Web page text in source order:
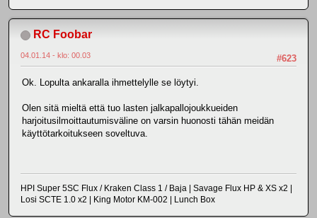
RC Foobar
#623
04.01.14 - klo: 00.03
Ok. Lopulta ankaralla ihmettelylle se löytyi.
Olen sitä mieltä että tuo lasten jalkapallojoukkueiden
harjoitusilmoittautumisväline on varsin huonosti tähän meidän
käyttötarkoitukseen soveltuva.
HPI Super 5SC Flux / Kraken Class 1 / Baja | Savage Flux HP & XS x2 |
Losi SCTE 1.0 x2 | King Motor KM-002 | Lunch Box